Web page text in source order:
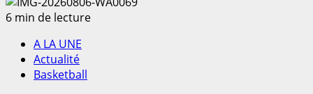
6 min de lecture
A LA UNE
Actualité
Basketball